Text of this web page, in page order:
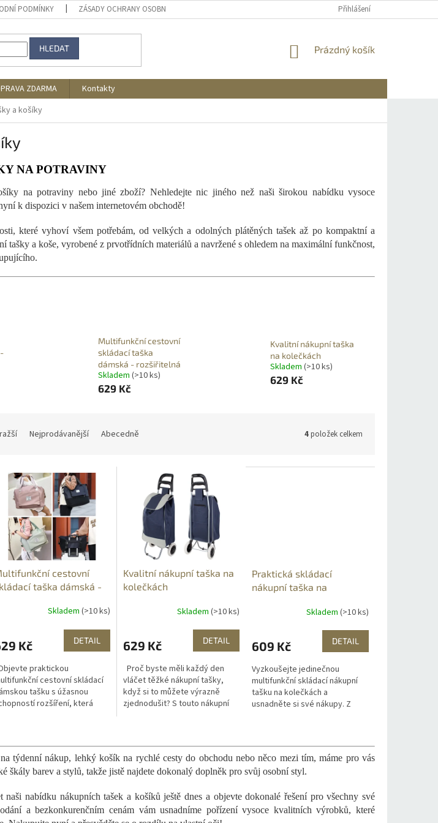
PODMÍNKY ZÁSADY OCHRANY OSOBNÍCH ÚDAJŮ DOPRAVA A PLATBA
Přihlášení
HLEDAT
NÁKUPNÍ
Prázdný košík
ZDARMA
Kontakty
a košíky
NA POTRAVINY
na potraviny nebo jiné zboží? Nehledejte nic jiného než naši širokou nabídku vysoce
k dispozici v našem internetovém obchodě!
které vyhoví všem potřebám, od velkých a odolných plátěných tašek až po kompaktní a
tašky a koše, vyrobené z prvotřídních materiálů a navržené s ohledem na maximální funkčnost,
Multifunkční cestovní
skládací taška
dámská - rozšiřitelná
Skladem (>10 ks)
629 Kč
Kvalitní nákupní taška
na kolečkách
Skladem (>10 ks)
629 Kč
Nejprodávanější Abecedně 4položek celkem
cestovní
taška dámská -
Skladem (>10 ks)
Kč DETAIL
praktickou
cestovní skládací
tašku s úžasnou
rozšíření, která
Kvalitní nákupní taška na
kolečkách
Skladem(>10 ks)
629 Kč DETAIL
Proč byste měli každý den
vláčet těžké nákupní tašky,
když si to můžete výrazně
zjednodušit? S touto nákupní
Praktická skládací
nákupní taška na
Skladem (>10 ks)
609 Kč DETAIL
Vyzkoušejte jedinečnou
multifunkční skládací nákupní
tašku na kolečkách a
usnadněte si své nákupy. Z
v
l
á
a
c
í
týdenní nákup, lehký košík na rychlé cesty do obchodu nebo něco mezi tím, máme pro vás
škály barev a stylů, takže jistě najdete dokonalý doplněk pro svůj osobní styl.
naši nabídku nákupních tašek a košíků ještě dnes a objevte dokonalé řešení pro všechny své
a bezkonkurenčním cenám vám usnadníme pořízení vysoce kvalitních výrobků, které